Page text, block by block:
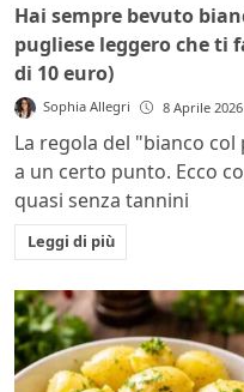
Hai sempre bevuto
pugliese leggero che ti
di 10 euro)
Sophia Allegri 8 Aprile 2026
La regola del "bianco
a un certo punto. Ecco
quasi senza tannini
Leggi di più